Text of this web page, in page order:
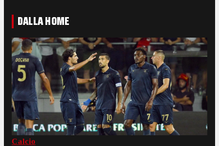
DALLA HOME
Calcio